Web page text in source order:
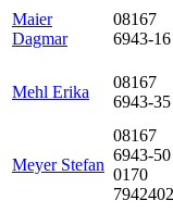
Maier
Dagmar
08167
6943-16
Mehl Erika
08167
6943-35
Meyer Stefan
08167
6943-50
0170
7942402